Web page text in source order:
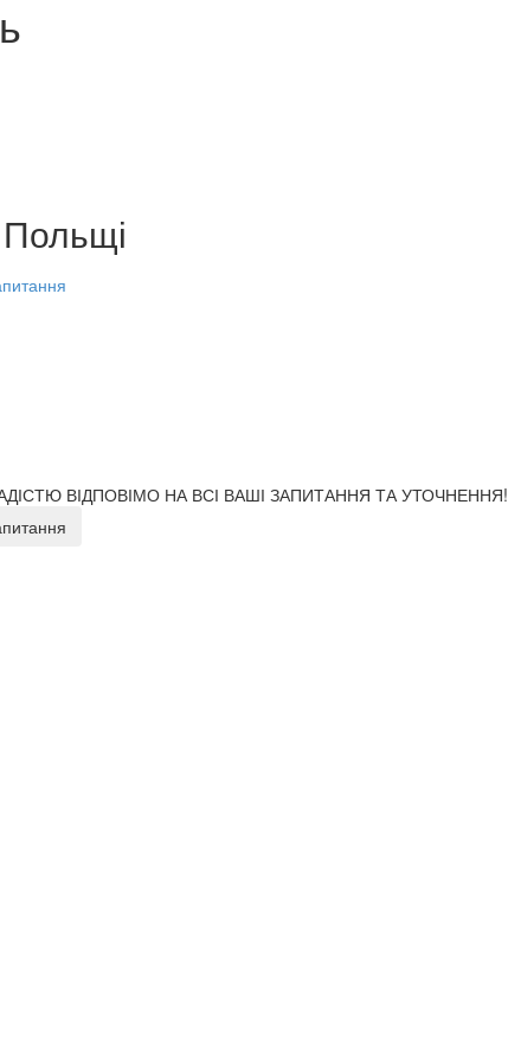
ВІДПОВІМО НА ВСІ ВАШІ ЗАПИТАННЯ ТА УТОЧНЕННЯ!